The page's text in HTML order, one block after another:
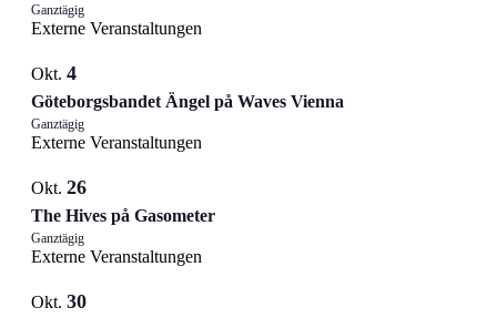
Ganztägig
Externe Veranstaltungen
Okt. 4
Göteborgsbandet Ängel på Waves Vienna
Ganztägig
Externe Veranstaltungen
Okt. 26
The Hives på Gasometer
Ganztägig
Externe Veranstaltungen
Okt. 30